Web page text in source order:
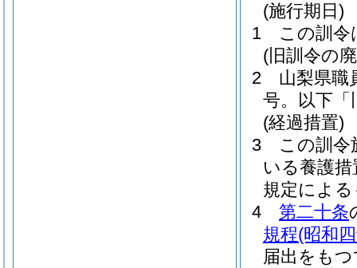
(施行期日)
1
この訓令
(旧訓令の
2
山梨県職
号。以下「
(経過措置)
3
この訓令
いる養護
規定によ
4
第二十条
規程(昭和
届出をも